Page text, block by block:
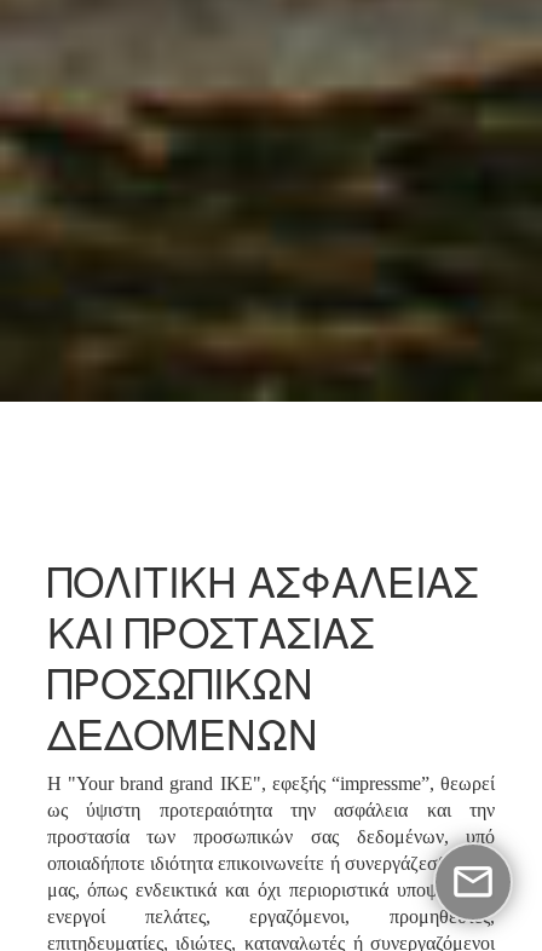
ΠΟΛΙΤΙΚΗ ΑΣΦΑΛΕΙΑΣ
ΚΑΙ ΠΡΟΣΤΑΣΙΑΣ
ΠΡΟΣΩΠΙΚΩΝ
ΔΕΔΟΜΕΝΩΝ
Η "Your brand grand ΙΚΕ", εφεξής “impressme”, θεωρεί
ως ύψιστη προτεραιότητα την ασφάλεια και την
προστασία των προσωπικών σας δεδομένων, υπό
οποιαδήποτε ιδιότητα επικοινωνείτε ή συνεργάζεσθε μαζί
μας, όπως ενδεικτικά και όχι περιοριστικά υποψήφιοι ή
ενεργοί πελάτες, εργαζόμενοι, προμηθευτές,
επιτηδευματίες, ιδιώτες, καταναλωτές ή συνεργαζόμενοι